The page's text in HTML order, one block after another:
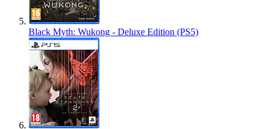
Black Myth: Wukong - Deluxe Edition (PS5)